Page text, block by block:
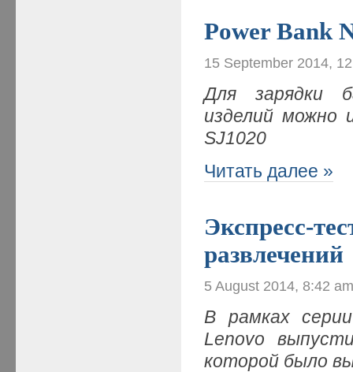
Power Bank
15 September 2014,
Для зарядки
изделий можно
SJ1020
Читать далее »
Экспресс-
развлечений
5 August 2014, 8:42
В рамках
Lenovo
которой было